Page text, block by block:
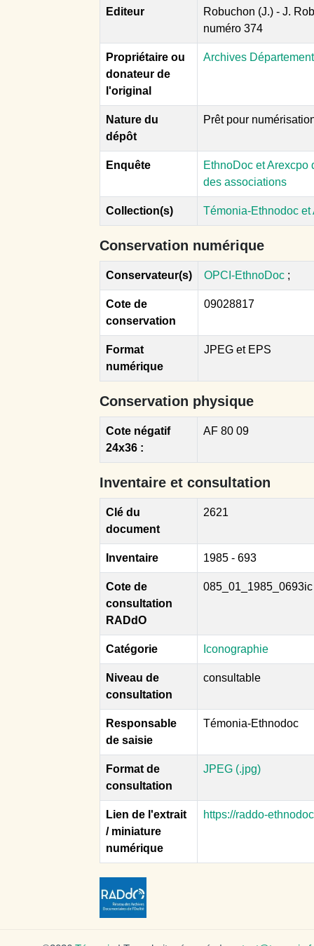
Editeur
Robuchon (J.) - J.
numéro 374
Propriétaire ou
donateur de
l'original
Archives
Nature du
dépôt
Prêt pour
Enquête
EthnoDoc et Arexcpo
des associations
Collection(s) Témonia-Ethnodoc
Conservation numérique
Conservateur(s) OPCI-EthnoDoc ;
Cote de
conservation
09028817
Format
numérique
JPEG et EPS
Conservation physique
Cote négatif
24x36 :
AF 80 09
Inventaire et consultation
Clé du
document
2621
Inventaire 1985 - 693
Cote de
consultation
RADdO
085_01_1985_0693ic
Catégorie Iconographie
Niveau de
consultation
consultable
Responsable
de saisie
Témonia-Ethnodoc
Format de
consultation
JPEG (.jpg)
Lien de l'extrait
/ miniature
numérique
https://raddo-